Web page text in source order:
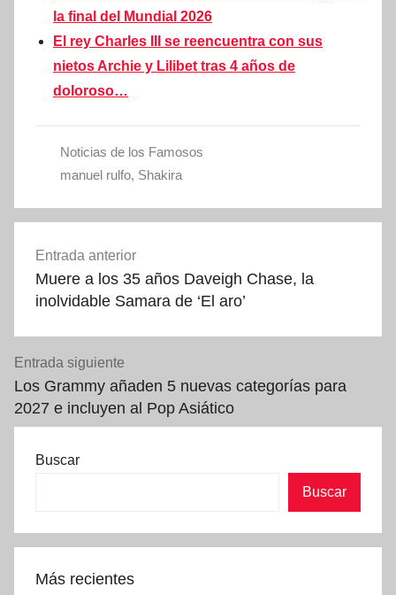
la final del Mundial 2026
El rey Charles III se reencuentra con sus
nietos Archie y Lilibet tras 4 años de
doloroso…
Noticias de los Famosos
manuel rulfo, Shakira
de
entradas
Entrada anterior
Muere a los 35 años Daveigh Chase, la
inolvidable Samara de ‘El aro’
Entrada siguiente
Los Grammy añaden 5 nuevas categorías para
2027 e incluyen al Pop Asiático
Buscar
Buscar
Más recientes